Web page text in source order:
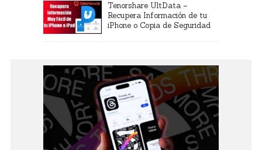
Tenorshare UltData –
Recupera Información de tu
iPhone o Copia de Seguridad